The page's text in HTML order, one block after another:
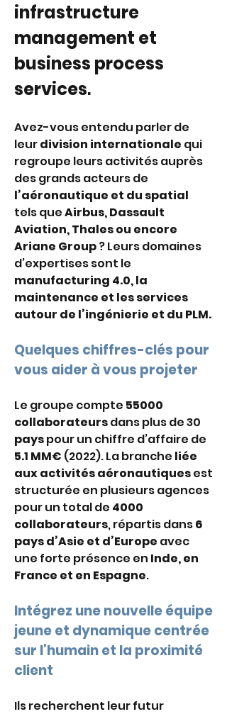
infrastructure
management et
business process
services.
Avez-vous entendu parler de
leur division internationale qui
regroupe leurs activités auprès
tels que Airbus, Dassault
Aviation, Thales ou encore
Ariane Group ? Leurs domaines
manufacturing 4.0, la
maintenance et les services
autour de l’ingénierie et du PLM.
Quelques chiffres-clés pour
vous aider à vous projeter
Le groupe compte 55000
collaborateurs dans plus de 30
pays
5.1 MM€ (2022). La branche liée
aux activités aéronautiques est
structurée en plusieurs agences
pour un total de 4000
collaborateurs, répartis dans 6
pays d’Asie et d’Europe avec
une forte présence en Inde, en
France et en Espagne.
Intégrez une nouvelle équipe
jeune et dynamique centrée
sur l’humain et la proximité
client